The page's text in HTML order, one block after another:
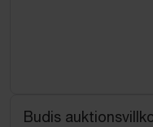
Budis